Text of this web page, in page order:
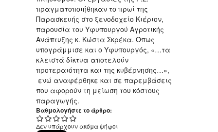
πραγματοποιήθηκαν το πρωί της
Παρασκευής στο ξενοδοχείο Κιέριον,
παρουσία του Υφυπουργού Αγροτικής
Ανάπτυξης κ. Κώστα Σκρέκα. Όπως
υπογράμμισε και ο Υφυπουργός, «…τα
κλειστά δίκτυα αποτελούν
προτεραιότητα και της κυβέρνησης…»,
ενώ αναφέρθηκε και σε παρεμβάσεις
που αφορούν τη μείωση του κόστους
παραγωγής.
Βαθμολογήστε το άρθρο:
Δεν υπάρχουν ακόμα ψήφοι